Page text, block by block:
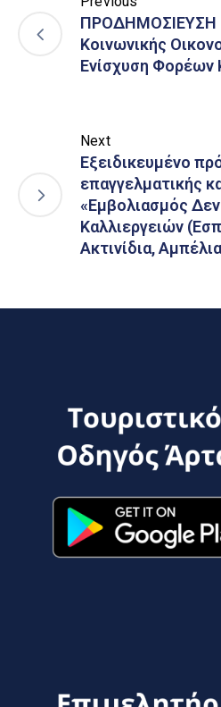
ΠΡΟΔΗΜΟΣΙΕΥΣΗ
Κοινωνικής
Ενίσχυση Φορέων
Next
Εξειδικευμένο
επαγγελματικής
«Εμβολιασμός
Καλλιεργειών
Ακτινίδια,